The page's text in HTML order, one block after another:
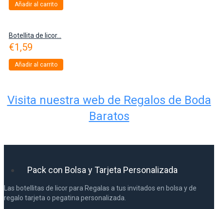
Añadir al carrito
Botellita de licor...
€1,59
Añadir al carrito
Visita nuestra web de Regalos de Boda
Baratos
Pack con Bolsa y Tarjeta Personalizada
Las botellitas de licor para Regalas a tus invitados en bolsa y de
regalo tarjeta o pegatina personalizada.